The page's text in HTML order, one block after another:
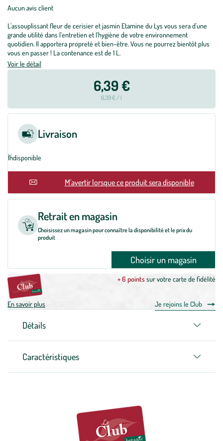
Aucun avis client
L'assouplissant fleur de cerisier et jasmin Etamine du Lys vous sera d'une
grande utilité dans l'entretien et l'hygiène de votre environnement
quotidien. Il apportera propreté et bien-être. Vous ne pourrez bientôt plus
vous en passer ! La contenance est de 1 L.
Voir le détail
6,39 €
6,39 € / l
Livraison
Indisponible
En rupture M'avertir lorsque ce produit sera disponible
Retrait en magasin
Choisissez un magasin pour connaître la disponibilité et le prix du
produit
Choisir un magasin
+ 6 pointssur votre carte de fidélité
En savoir plus Je rejoins le Club
Détails
Caractéristiques